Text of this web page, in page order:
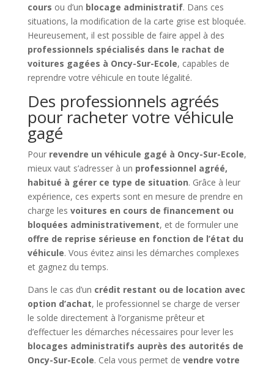
cours ou d’un blocage administratif. Dans ces
situations, la modification de la carte grise est bloquée.
Heureusement, il est possible de faire appel à des
professionnels spécialisés dans le rachat de
voitures gagées à Oncy-Sur-Ecole, capables de
reprendre votre véhicule en toute légalité.
Des professionnels agréés
pour racheter votre véhicule
gagé
Pour revendre un véhicule gagé à Oncy-Sur-Ecole,
mieux vaut s’adresser à un professionnel agréé,
habitué à gérer ce type de situation. Grâce à leur
expérience, ces experts sont en mesure de prendre en
charge les voitures en cours de financement ou
bloquées administrativement, et de formuler une
offre de reprise sérieuse en fonction de l’état du
véhicule. Vous évitez ainsi les démarches complexes
et gagnez du temps.
Dans le cas d’un crédit restant ou de location avec
option d’achat, le professionnel se charge de verser
le solde directement à l’organisme prêteur et
d’effectuer les démarches nécessaires pour lever les
blocages administratifs auprès des autorités de
Oncy-Sur-Ecole. Cela vous permet de vendre votre